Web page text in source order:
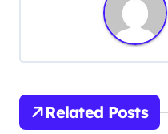
ц
и
Related Posts